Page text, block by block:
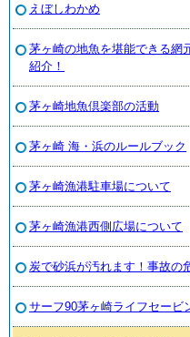
えぼしわかめ
茅ヶ崎の地魚を堪能できる網
紹介！
茅ヶ崎地魚倶楽部の活動
茅ヶ崎 海・浜のルールブック
茅ヶ崎漁港駐車場について
茅ヶ崎漁港西側広場について
炭で砂浜が汚れます！事故の
サーフ90茅ヶ崎ライフセービ